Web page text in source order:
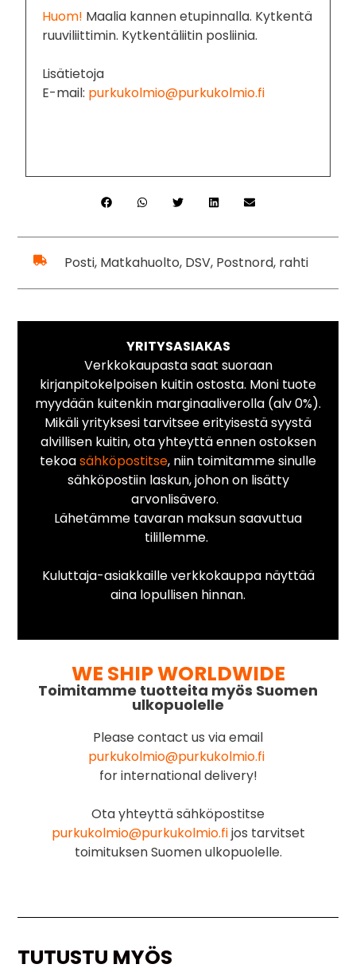
Huom! Maalia kannen etupinnalla. Kytkentä
ruuviliittimin. Kytkentäliitin posliinia.
Lisätietoja
E-mail: purkukolmio@purkukolmio.fi
Posti, Matkahuolto, DSV, Postnord, rahti
YRITYSASIAKAS
Verkkokaupasta saat suoraan
kirjanpitokelpoisen kuitin ostosta. Moni tuote
myydään kuitenkin marginaaliverolla (alv 0%).
Mikäli yrityksesi tarvitsee erityisestä syystä
alvillisen kuitin, ota yhteyttä ennen ostoksen
tekoasähköpostitse, niin toimitamme sinulle
sähköpostiin laskun, johon on lisätty
arvonlisävero.
Lähetämme tavaran maksun saavuttua
tilillemme.
Kuluttaja-asiakkaille verkkokauppa näyttää
aina lopullisen hinnan.
WE SHIP WORLDWIDE
Toimitamme tuotteita myös Suomen
ulkopuolelle
Please contact us via email
purkukolmio@purkukolmio.fi
for international delivery!
Ota yhteyttä sähköpostitse
purkukolmio@purkukolmio.fijos tarvitset
toimituksen Suomen ulkopuolelle.
TUTUSTU MYÖS